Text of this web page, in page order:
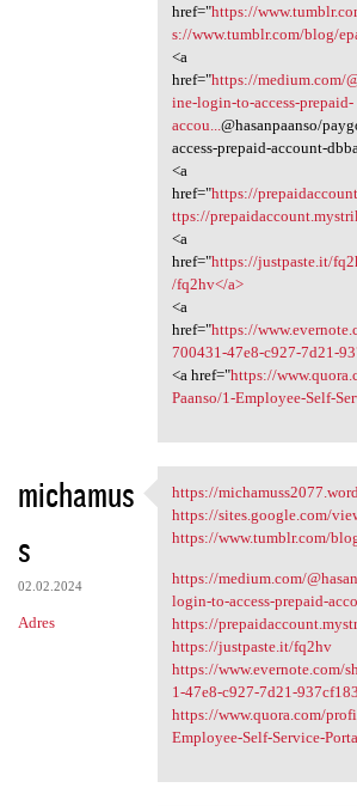
href="https://
s://www.tumblr.com/blog/
<a
href="https://medium.com/
ine-login-to-access-prepaid-
accou...@hasanpaanso/
access-prepaid-account-
<a
href="https://
ttps://
<a
href="https://justpaste.it/
/fq2hv</a>
<a
href="https://
700431-47e8-c927-7d21-
<a href="https://
Paanso/1-Employee-Self-
michamus
s
02.02.2024
Adres
https://
https://
https://sites.google.com/
https://www.tumblr.com/
https://medium.com/
login-to-access-prepaid-
https://
https://justpaste.it/fq2hv
https://www.evernote.com/
1-47e8-c927-7d21-
https://www.quora.com/
Employee-Self-Service-